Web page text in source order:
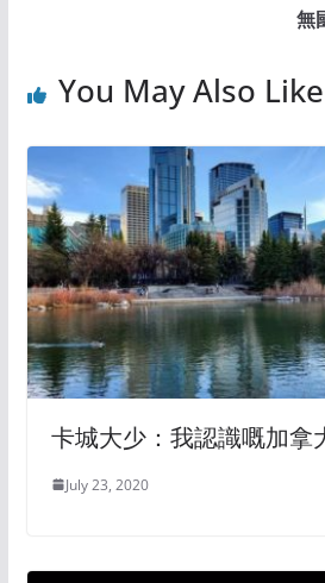
無
You May Also Like
卡城大少：我認識嘅加拿
July 23, 2020